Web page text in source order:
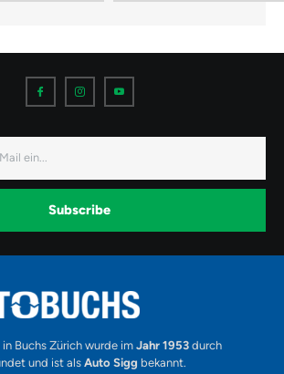
I
c
e
o
o
I
c
g
r
m
1
I
c
b
e
Subscribe
Buchs Zürich wurde im Jahr 1953durch
und ist als Auto Sigg bekannt.